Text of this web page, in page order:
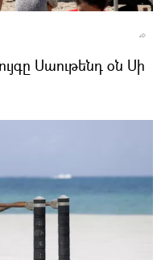
Սաութենդ օն Սի